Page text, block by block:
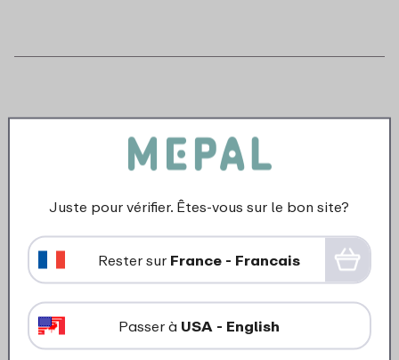
Juste pour vérifier. Êtes-vous sur le bon site?
Rester sur France - Francais
Passer à USA - English